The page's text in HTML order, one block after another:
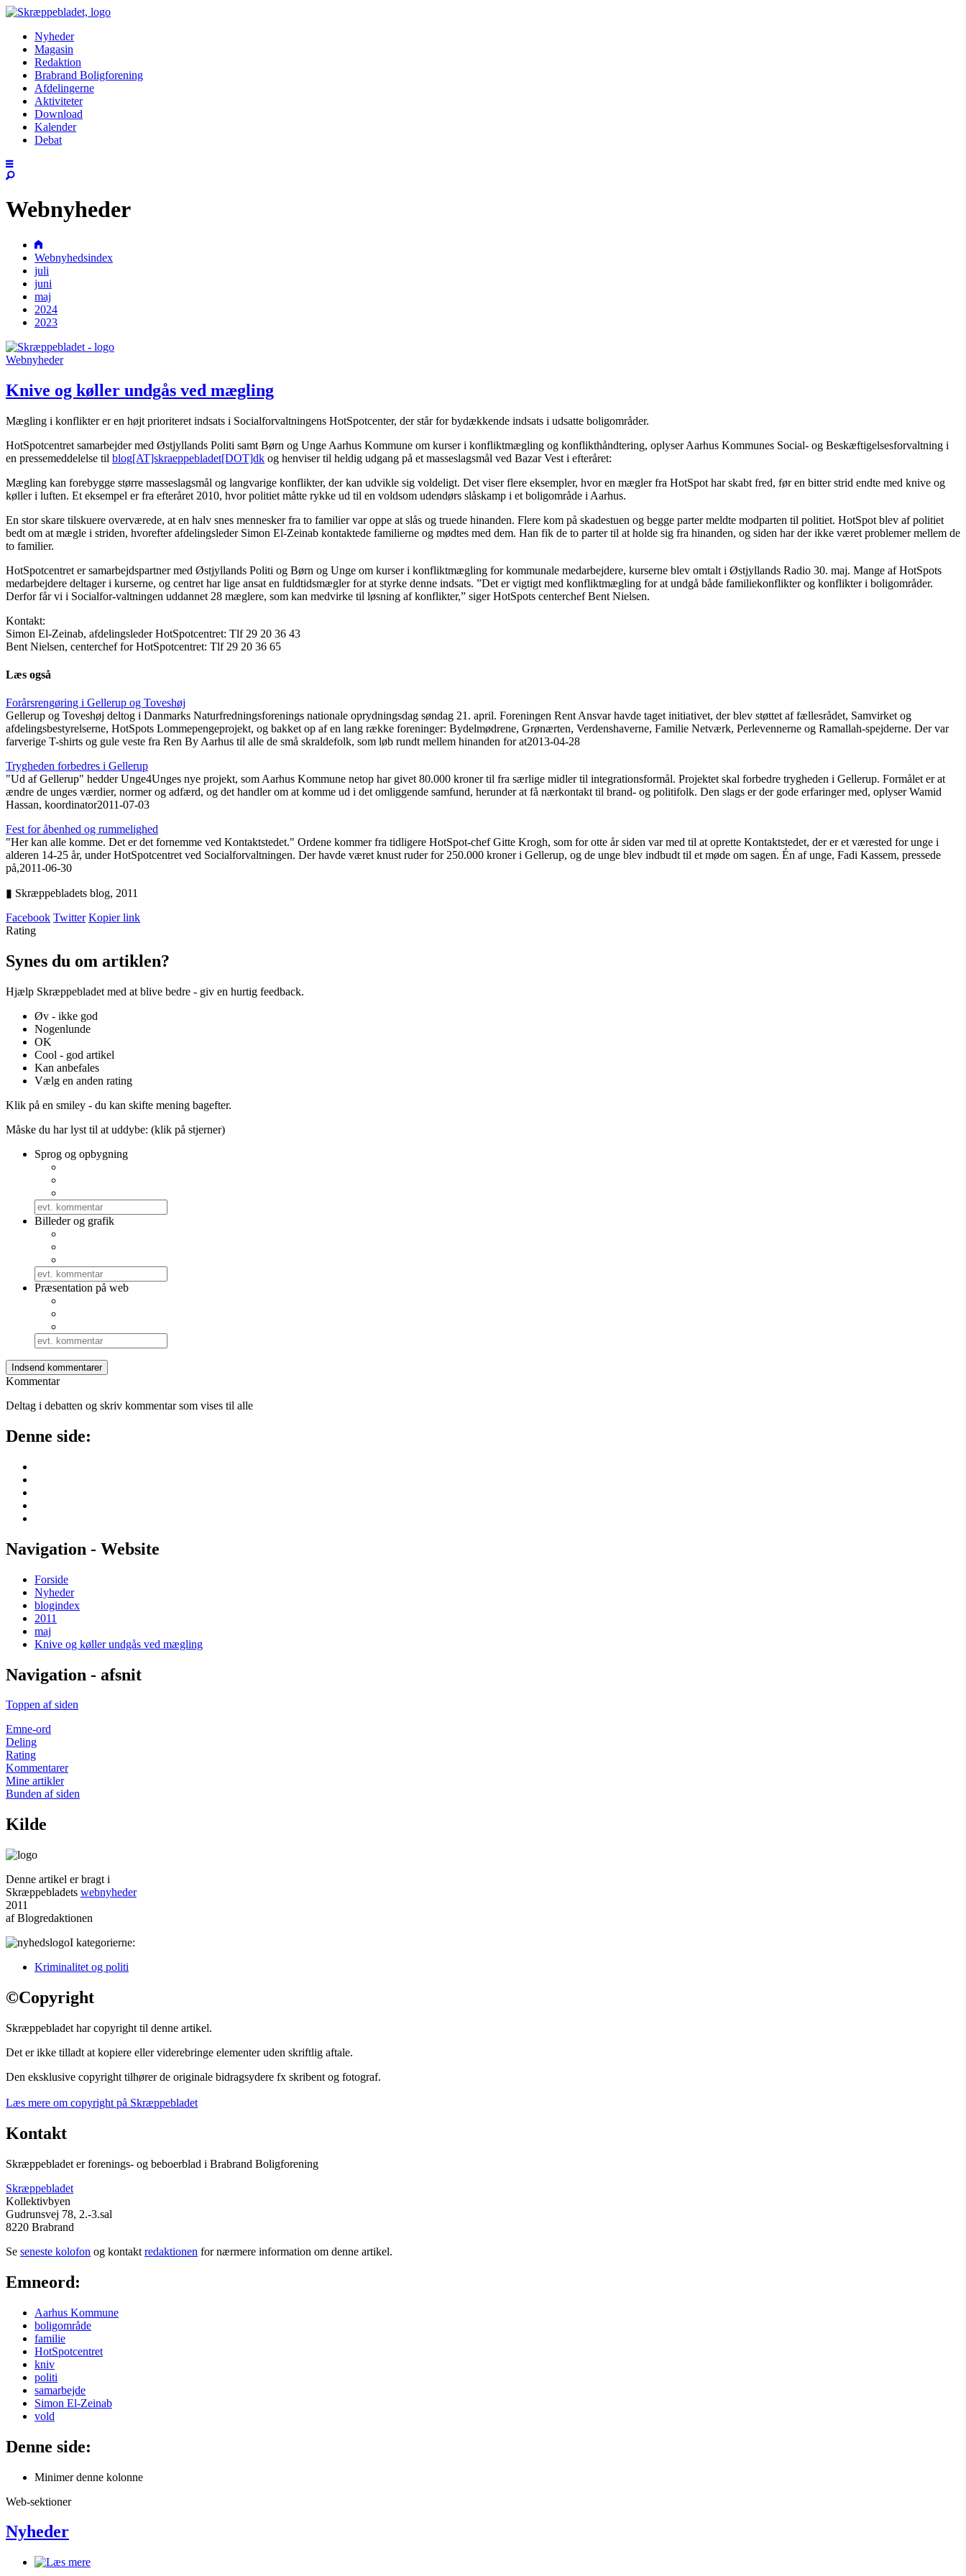
Nyheder
Magasin
Redaktion
Brabrand Boligforening
Afdelingerne
Aktiviteter
Download
Kalender
Debat
Webnyheder
Webnyhedsindex
juli
juni
maj
2024
2023
Webnyheder
Knive og køller undgås ved mægling
Mægling i konflikter er en højt prioriteret indsats i Socialforvaltningens HotSpotcenter, der står for bydækkende indsats i udsatte boligområder.
HotSpotcentret samarbejder med Østjyllands Politi samt Børn og Unge Aarhus Kommune om kurser i konfliktmægling og konflikthåndtering, oplyser Aarhus Kommunes Social- og Beskæftigelsesforvaltning i
en pressemeddelelse til blog[AT]skraeppebladet[DOT]dk og henviser til heldig udgang på et masseslagsmål ved Bazar Vest i efteråret:
Mægling kan forebygge større masseslagsmål og langvarige konflikter, der kan udvikle sig voldeligt. Det viser flere eksempler, hvor en mægler fra HotSpot har skabt fred, før en bitter strid endte med knive og
køller i luften. Et eksempel er fra efteråret 2010, hvor politiet måtte rykke ud til en voldsom udendørs slåskamp i et boligområde i Aarhus.
En stor skare tilskuere overværede, at en halv snes mennesker fra to familier var oppe at slås og truede hinanden. Flere kom på skadestuen og begge parter meldte modparten til politiet. HotSpot blev af politiet
bedt om at mægle i striden, hvorefter afdelingsleder Simon El-Zeinab kontaktede familierne og mødtes med dem. Han fik de to parter til at holde sig fra hinanden, og siden har der ikke været problemer mellem de
to familier.
HotSpotcentret er samarbejdspartner med Østjyllands Politi og Børn og Unge om kurser i konfliktmægling for kommunale medarbejdere, kurserne blev omtalt i Østjyllands Radio 30. maj. Mange af HotSpots
medarbejdere deltager i kurserne, og centret har lige ansat en fuldtidsmægler for at styrke denne indsats. ”Det er vigtigt med konfliktmægling for at undgå både familiekonflikter og konflikter i boligområder.
Derfor får vi i Socialfor-valtningen uddannet 28 mæglere, som kan medvirke til løsning af konflikter,” siger HotSpots centerchef Bent Nielsen.
Kontakt:
Simon El-Zeinab, afdelingsleder HotSpotcentret: Tlf 29 20 36 43
Bent Nielsen, centerchef for HotSpotcentret: Tlf 29 20 36 65
Læs også
Forårsrengøring i Gellerup og Toveshøj
Gellerup og Toveshøj deltog i Danmarks Naturfredningsforenings nationale oprydningsdag søndag 21. april. Foreningen Rent Ansvar havde taget initiativet, der blev støttet af fællesrådet, Samvirket og
afdelingsbestyrelserne, HotSpots Lommepengeprojekt, og bakket op af en lang række foreninger: Bydelmødrene, Grønærten, Verdenshaverne, Familie Netværk, Perlevennerne og Ramallah-spejderne. Der var
farverige T-shirts og gule veste fra Ren By Aarhus til alle de små skraldefolk, som løb rundt mellem hinanden for at2013-04-28
Trygheden forbedres i Gellerup
"Ud af Gellerup" hedder Unge4Unges nye projekt, som Aarhus Kommune netop har givet 80.000 kroner til fra særlige midler til integrationsformål. Projektet skal forbedre trygheden i Gellerup. Formålet er at
ændre de unges værdier, normer og adfærd, og det handler om at komme ud i det omliggende samfund, herunder at få nærkontakt til brand- og politifolk. Den slags er der gode erfaringer med, oplyser Wamid
Hassan, koordinator2011-07-03
Fest for åbenhed og rummelighed
"Her kan alle komme. Det er det fornemme ved Kontaktstedet." Ordene kommer fra tidligere HotSpot-chef Gitte Krogh, som for otte år siden var med til at oprette Kontaktstedet, der er et værested for unge i
alderen 14-25 år, under HotSpotcentret ved Socialforvaltningen. Der havde været knust ruder for 250.000 kroner i Gellerup, og de unge blev indbudt til et møde om sagen. Én af unge, Fadi Kassem, pressede
på,2011-06-30
▮ Skræppebladets blog, 2011
Facebook Twitter Kopier link
Rating
Synes du om artiklen?
Hjælp Skræppebladet med at blive bedre - giv en hurtig feedback.
Øv - ikke god
Nogenlunde
OK
Cool - god artikel
Kan anbefales
Vælg en anden rating
Klik på en smiley - du kan skifte mening bagefter.
Måske du har lyst til at uddybe: (klik på stjerner)
Sprog og opbygning
Billeder og grafik
Præsentation på web
Kommentar
Deltag i debatten og skriv kommentar som vises til alle
Denne side:
Navigation - Website
Forside
Nyheder
blogindex
2011
maj
Knive og køller undgås ved mægling
Navigation - afsnit
Toppen af siden
Emne-ord
Deling
Rating
Kommentarer
Mine artikler
Bunden af siden
Kilde
Denne artikel er bragt i
Skræppebladets webnyheder
2011
af Blogredaktionen
I kategorierne:
Kriminalitet og politi
©Copyright
Skræppebladet har copyright til denne artikel.
Det er ikke tilladt at kopiere eller viderebringe elementer uden skriftlig aftale.
Den eksklusive copyright tilhører de originale bidragsydere fx skribent og fotograf.
Læs mere om copyright på Skræppebladet
Kontakt
Skræppebladet er forenings- og beboerblad i Brabrand Boligforening
Skræppebladet
Kollektivbyen
Gudrunsvej 78, 2.-3.sal
8220 Brabrand
Se seneste kolofon og kontakt redaktionen for nærmere information om denne artikel.
Emneord:
Aarhus Kommune
boligområde
familie
HotSpotcentret
kniv
politi
samarbejde
Simon El-Zeinab
vold
Denne side:
Minimer denne kolonne
Web-sektioner
Nyheder